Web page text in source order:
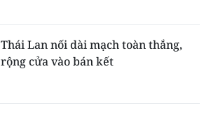
Thái Lan nối dài mạch toàn thắng,
rộng cửa vào bán kết